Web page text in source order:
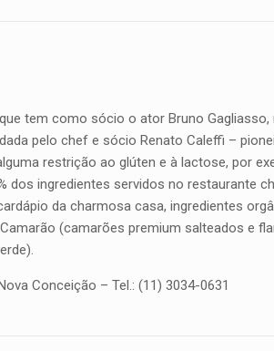
tem como sócio o ator Bruno
pelo chef e sócio Renato Caleffi –
restrição ao glúten e à lactose, por
dos ingredientes servidos no restaurante
da charmosa casa, ingredientes
(camarões premium salteados e
Conceição – Tel.: (11) 3034-0631